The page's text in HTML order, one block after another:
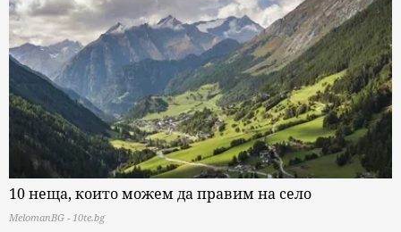
10 неща, които можем да правим на село
MelomanBG - 10te.bg